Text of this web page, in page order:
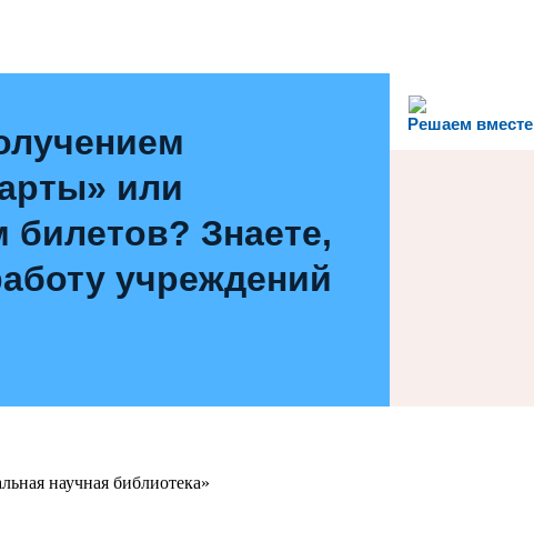
Решаем вместе
или
билетов? Знаете,
учреждений
научная библиотека»